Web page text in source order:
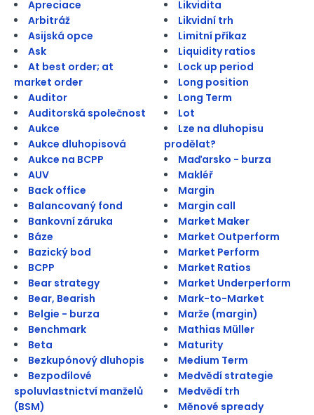
Apreciace
Arbitráž
Asijská opce
Ask
At best order; at
market order
Auditor
Auditorská společnost
Aukce
Aukce dluhopisová
Aukce na BCPP
AUV
Back office
Balancovaný fond
Bankovní záruka
Báze
Bazický bod
BCPP
Bear strategy
Bear, Bearish
Belgie - burza
Benchmark
Beta
Bezkupónový dluhopis
Bezpodílové
spoluvlastnictví manželů
(BSM)
Likvidita
Likvidní trh
Limitní příkaz
Liquidity ratios
Lock up period
Long position
Long Term
Lot
Lze na dluhopisu
prodělat?
Maďarsko - burza
Makléř
Margin
Margin call
Market Maker
Market Outperform
Market Perform
Market Ratios
Market Underperform
Mark-to-Market
Marže (margin)
Mathias Müller
Maturity
Medium Term
Medvědí strategie
Medvědí trh
Měnové spready